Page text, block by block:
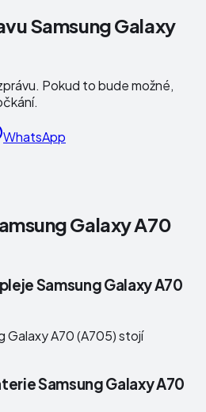
Samsung Galaxy
Pokud to bude možné,
WhatsApp
Galaxy A70
Samsung Galaxy A70
Galaxy A70 (A705) stojí
Samsung Galaxy A70